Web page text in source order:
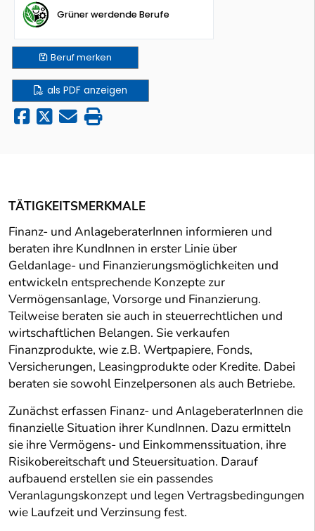
Grüner werdende Berufe
Berufmerken
als PDF anzeigen
TÄTIGKEITSMERKMALE
Finanz- und AnlageberaterInnen informieren und
beraten ihre KundInnen in erster Linie über
Geldanlage- und Finanzierungsmöglichkeiten und
entwickeln entsprechende Konzepte zur
Vermögensanlage, Vorsorge und Finanzierung.
Teilweise beraten sie auch in steuerrechtlichen und
wirtschaftlichen Belangen. Sie verkaufen
Finanzprodukte, wie z.B. Wertpapiere, Fonds,
Versicherungen, Leasingprodukte oder Kredite. Dabei
beraten sie sowohl Einzelpersonen als auch Betriebe.
Zunächst erfassen Finanz- und AnlageberaterInnen die
finanzielle Situation ihrer KundInnen. Dazu ermitteln
sie ihre Vermögens- und Einkommenssituation, ihre
Risikobereitschaft und Steuersituation. Darauf
aufbauend erstellen sie ein passendes
Veranlagungskonzept und legen Vertragsbedingungen
wie Laufzeit und Verzinsung fest.